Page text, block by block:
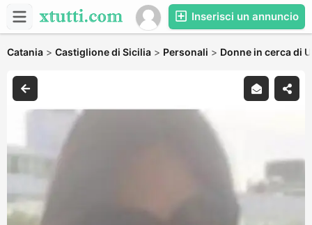
Inserisci un annuncio
Catania > Castiglione di Sicilia > Personali > Donne in cerca di